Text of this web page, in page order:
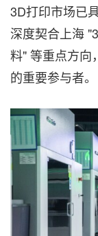
3D打印市场已
深度契合上海
料" 等重点方向
的重要参与者。